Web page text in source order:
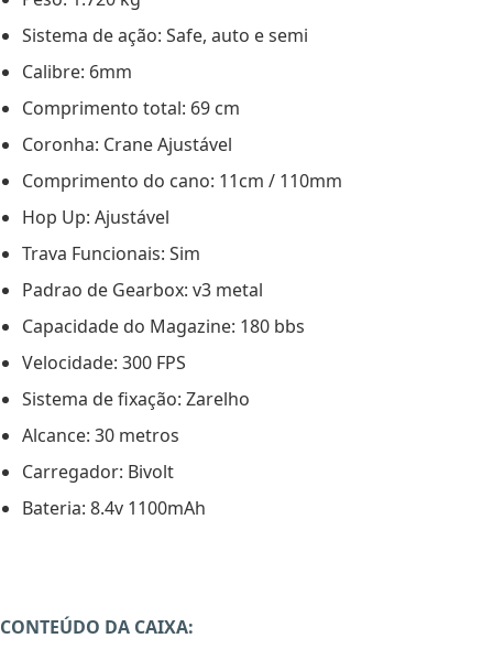
Sistema de ação: Safe, auto e semi
Calibre: 6mm
Comprimento total: 69 cm
Coronha: Crane Ajustável
Comprimento do cano: 11cm / 110mm
Hop Up: Ajustável
Trava Funcionais: Sim
Padrao de Gearbox: v3 metal
Capacidade do Magazine: 180 bbs
Velocidade: 300 FPS
Sistema de fixação: Zarelho
Alcance: 30 metros
Carregador: Bivolt
Bateria: 8.4v 1100mAh
CONTEÚDO DA CAIXA: